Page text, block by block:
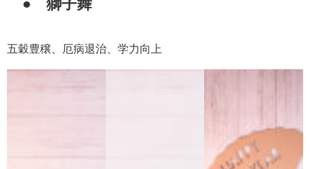
● 獅子舞
五穀豊穣、厄病退治、学力向上